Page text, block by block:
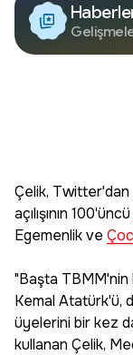
Edin
Çelik, Twitter'dan
açılışının
Egemenlik ve
"Başta TBMM'nin
Kemal Atatürk'ü,
üyelerini bir kez
kullanan Çelik,